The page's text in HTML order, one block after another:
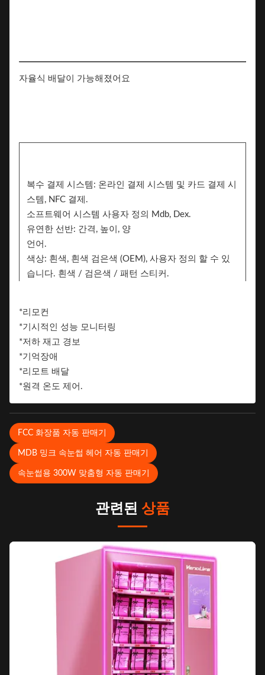
자율식 배달이 가능해졌어요
복수 결제 시스템: 온라인 결제 시스템 및 카드 결제 시
스템, NFC 결제.
소프트웨어 시스템 사용자 정의 Mdb, Dex.
유연한 선반: 간격, 높이, 양
언어.
색상: 흰색, 흰색 검은색 (OEM), 사용자 정의 할 수 있
습니다. 흰색 / 검은색 / 패턴 스티커.
브랜드
*리모컨
*기시적인 성능 모니터링
*저하 재고 경보
*기억장애
*리모트 배달
*원격 온도 제어.
FCC 화장품 자동 판매기
MDB 밍크 속눈썹 헤어 자동 판매기
속눈썹용 300W 맞춤형 자동 판매기
관련된 상품